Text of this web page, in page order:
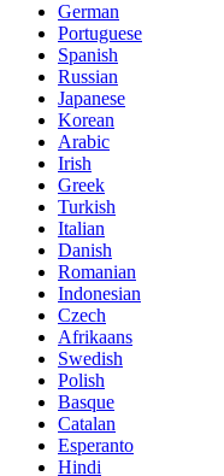
German
Portuguese
Spanish
Russian
Japanese
Korean
Arabic
Irish
Greek
Turkish
Italian
Danish
Romanian
Indonesian
Czech
Afrikaans
Swedish
Polish
Basque
Catalan
Esperanto
Hindi